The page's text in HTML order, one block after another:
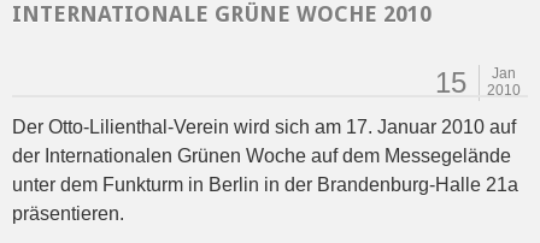
INTERNATIONALE GRÜNE WOCHE 2010
15
Jan
2010
Der Otto-Lilienthal-Verein wird sich am 17. Januar 2010 auf
der Internationalen Grünen Woche auf dem Messegelände
unter dem Funkturm in Berlin in der Brandenburg-Halle 21a
präsentieren.